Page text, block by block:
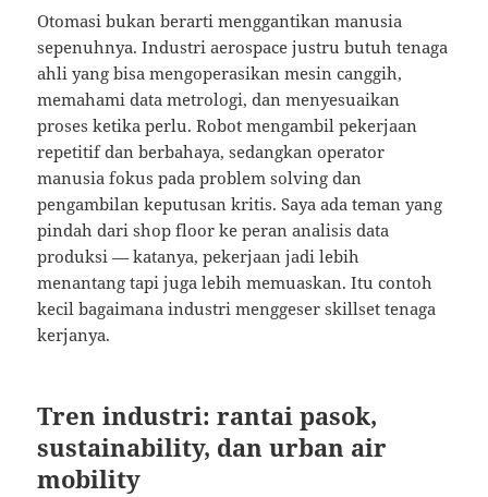
Otomasi bukan berarti menggantikan manusia
sepenuhnya. Industri aerospace justru butuh tenaga
ahli yang bisa mengoperasikan mesin canggih,
memahami data metrologi, dan menyesuaikan
proses ketika perlu. Robot mengambil pekerjaan
repetitif dan berbahaya, sedangkan operator
manusia fokus pada problem solving dan
pengambilan keputusan kritis. Saya ada teman yang
pindah dari shop floor ke peran analisis data
produksi — katanya, pekerjaan jadi lebih
menantang tapi juga lebih memuaskan. Itu contoh
kecil bagaimana industri menggeser skillset tenaga
kerjanya.
Tren industri: rantai pasok,
sustainability, dan urban air
mobility